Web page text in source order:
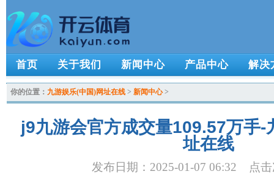
首页 关于我们 新闻中心 产品中心 解决
你的位置： 九游娱乐(中国)网址在线 > 新闻中心>
j9九游会官方成交量109.57万手-
址在线
发布日期：2025-01-07 06:32 点击